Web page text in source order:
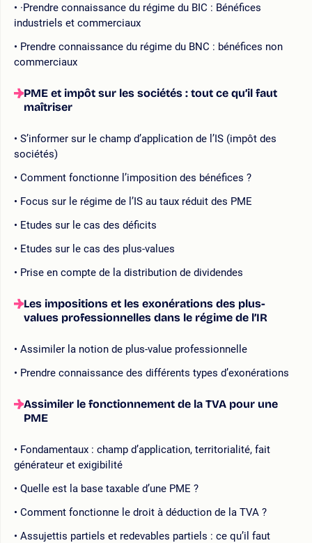
·Prendre connaissance du régime du BIC : Bénéfices
industriels et commerciaux
Prendre connaissance du régime du BNC : bénéfices non
commerciaux
PME et impôt sur les sociétés : tout ce qu’il faut
maîtriser
S’informer sur le champ d’application de l’IS (impôt des
sociétés)
Comment fonctionne l’imposition des bénéfices ?
Focus sur le régime de l’IS au taux réduit des PME
Etudes sur le cas des déficits
Etudes sur le cas des plus-values
Prise en compte de la distribution de dividendes
Les impositions et les exonérations des plus-
values professionnelles dans le régime de l’IR
Assimiler la notion de plus-value professionnelle
Prendre connaissance des différents types d’exonérations
Assimiler le fonctionnement de la TVA pour une
PME
Fondamentaux : champ d’application, territorialité, fait
générateur et exigibilité
Quelle est la base taxable d’une PME ?
Comment fonctionne le droit à déduction de la TVA ?
Assujettis partiels et redevables partiels : ce qu’il faut